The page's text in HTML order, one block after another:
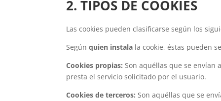
2. TIPOS DE COOKIES
Las cookies pueden clasificarse según los
Segúnquien instala la cookie, éstas pueden
Cookies propias: Son aquéllas que se
presta el servicio solicitado por el usuario.
Cookies de terceros: Son aquéllas que se